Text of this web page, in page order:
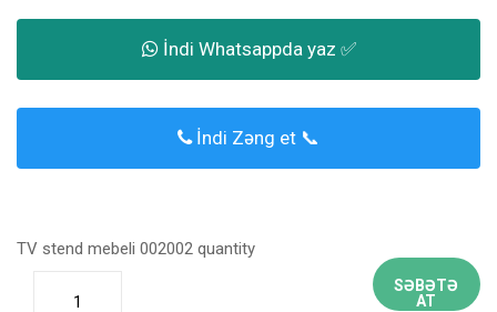
İndi Whatsappda yaz ✅
İndi Zəng et 📞
TV stend mebeli 002002 quantity
SƏBƏTƏ
AT